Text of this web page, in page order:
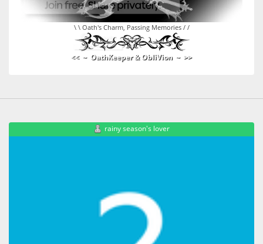
\ \ Oath's Charm, Passing Memories / /
<< ~ OathKeeper & ObliVion ~ >>
rainy season's lover